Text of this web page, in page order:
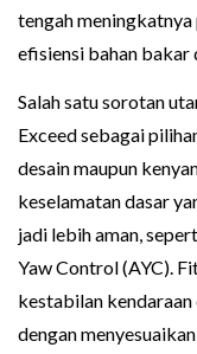
tengah
efisiensi bahan bakar
Salah satu sorotan
Exceed sebagai
desain maupun
keselamatan dasar
jadi lebih aman,
Yaw Control (AYC).
kestabilan
dengan